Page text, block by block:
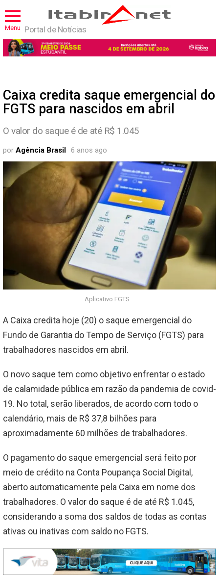
Menu Portal de Notícias
Caixa credita saque emergencial do
FGTS para nascidos em abril
O valor do saque é de até R$ 1.045
por Agência Brasil 6 anos ago
Aplicativo FGTS
A Caixa credita hoje (20) o saque emergencial do
Fundo de Garantia do Tempo de Serviço (FGTS) para
trabalhadores nascidos em abril.
O novo saque tem como objetivo enfrentar o estado
de calamidade pública em razão da pandemia de covid-
19. No total, serão liberados, de acordo com todo o
calendário, mais de R$ 37,8 bilhões para
aproximadamente 60 milhões de trabalhadores.
O pagamento do saque emergencial será feito por
meio de crédito na Conta Poupança Social Digital,
aberto automaticamente pela Caixa em nome dos
trabalhadores. O valor do saque é de até R$ 1.045,
considerando a soma dos saldos de todas as contas
ativas ou inativas com saldo no FGTS.